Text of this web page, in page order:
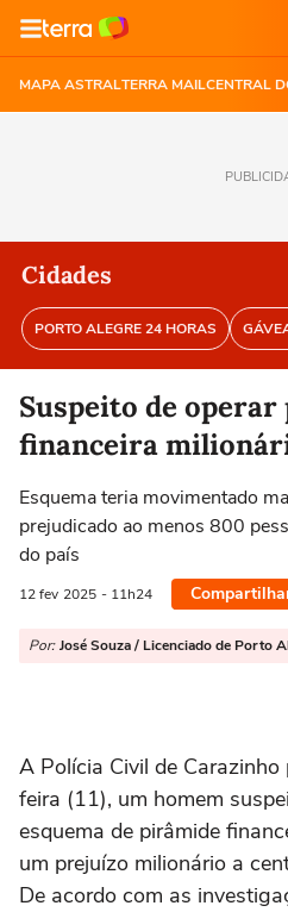
MAPA ASTRALTERRA MAILCENTRAL
Cidades
PORTO ALEGRE 24 HORAS
Suspeito de
financeira
Esquema teria movimentado
prejudicado ao menos 800
do país
12 fev 2025 - 11h24
Por: José Souza / Licenciado de Porto
A Polícia Civil de
feira (11), um homem
esquema de pirâmide
um prejuízo milionário a
De acordo com as